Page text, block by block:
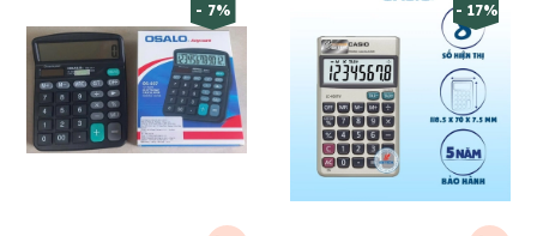
- 7% - 17%